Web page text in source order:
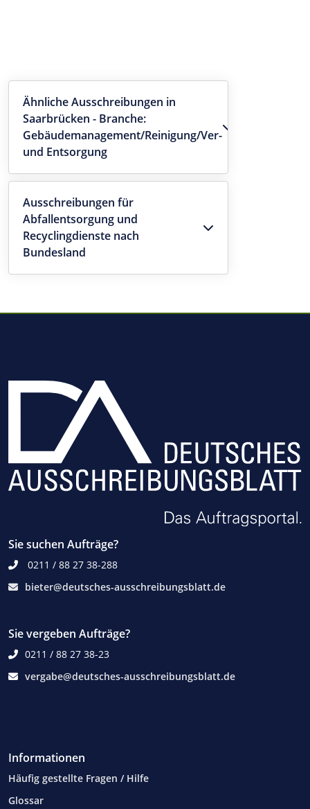
Ähnliche Ausschreibungen in
Saarbrücken - Branche:
Gebäudemanagement/Reinigung/Ver-
und Entsorgung
Ausschreibungen für
Abfallentsorgung und
Recyclingdienste nach
Bundesland
Sie suchen Aufträge?
0211 / 88 27 38-288
bieter@deutsches-ausschreibungsblatt.de
Sie vergeben Aufträge?
0211 / 88 27 38-23
vergabe@deutsches-ausschreibungsblatt.de
Informationen
Häufig gestellte Fragen / Hilfe
Glossar